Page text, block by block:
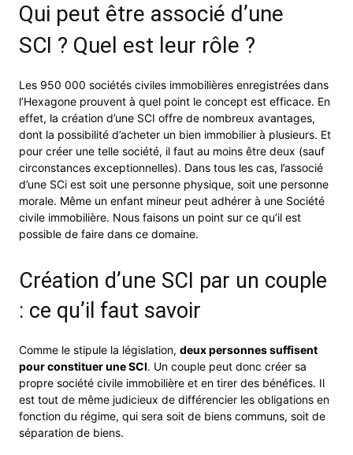
Qui peut être associé d’une
SCI ? Quel est leur rôle ?
Les 950 000 sociétés civiles immobilières enregistrées dans
l’Hexagone prouvent à quel point le concept est efficace. En
effet, la création d’une SCI offre de nombreux avantages,
dont la possibilité d’acheter un bien immobilier à plusieurs. Et
pour créer une telle société, il faut au moins être deux (sauf
circonstances exceptionnelles). Dans tous les cas, l’associé
d’une SCi est soit une personne physique, soit une personne
morale. Même un enfant mineur peut adhérer à une Société
civile immobilière. Nous faisons un point sur ce qu’il est
possible de faire dans ce domaine.
Création d’une SCI par un couple
: ce qu’il faut savoir
Comme le stipule la législation, deux personnes suffisent
pour constituer une SCI. Un couple peut donc créer sa
propre société civile immobilière et en tirer des bénéfices. Il
est tout de même judicieux de différencier les obligations en
fonction du régime, qui sera soit de biens communs, soit de
séparation de biens.